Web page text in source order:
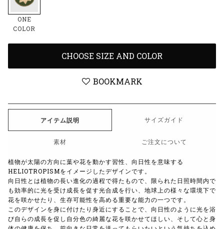
ONE
COLOR
CHOOSE SIZE AND COLOR
BOOKMARK
アイテム説明 サイズガイド
素材 ご注文について
植物が太陽の方向に葉や花を動かす習性、向日性を意味する
HELIOTROPISMをイメージしたデザインです。
向日性とは植物の長い進化の過程で得たもので、限られた日照時間内で
も効率的に光を受け成長を促す光合成を行い、地球上の様々な環境下で
花を咲かせたり、生存可能性を高める重要な能力の一つです。
このデザインを身に付けたり身近にすることで、向日性のように光を浴
び自らの成長を促し自分色の綺麗な花を咲かせてほしい、そして心と身